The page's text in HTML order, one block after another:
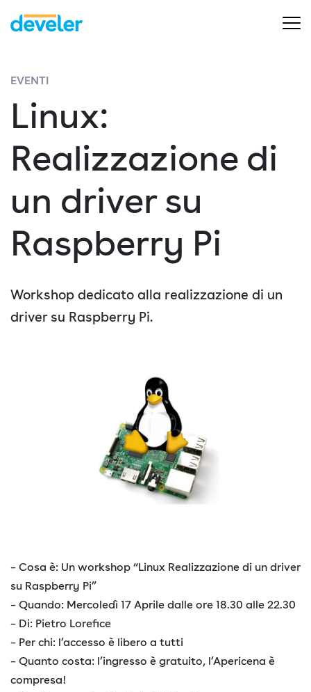
EVENTI
Linux:
Realizzazione di
un driver su
Raspberry Pi
Workshop dedicato alla realizzazione di un
driver su Raspberry Pi.
– Cosa è: Un workshop “Linux Realizzazione di un driver
su Raspberry Pi”
– Quando: Mercoledì 17 Aprile dalle ore 18.30 alle 22.30
– Di: Pietro Lorefice
– Per chi: l’accesso è libero a tutti
– Quanto costa: l’ingresso è gratuito, l’Apericena è
compresa!